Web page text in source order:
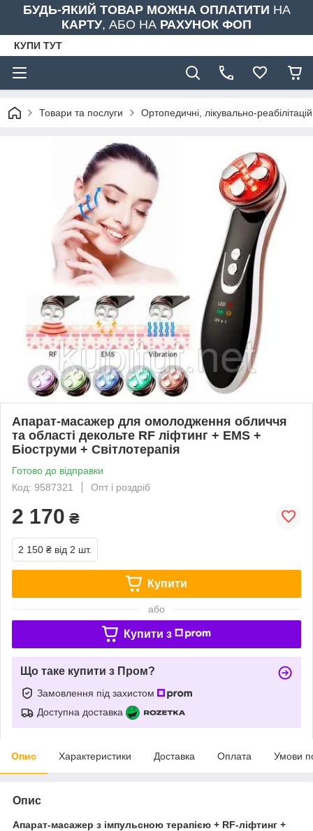
БУДЬ-ЯКИЙ ТОВАР МОЖНА ОПЛАТИТИ НА
КАРТУ, АБО НА РАХУНОК ФОП
КУПИ ТУТ
Товари та послуги Ортопедичні, лікувально-
Апарат-масажер для омолодження обличчя
та області декольте RF ліфтинг + EMS +
Біоструми + Світлотерапія
Готово до відправки
Код: 9587321
Опт і роздріб
2 170 ₴
2 150 ₴ від 2 шт.
Купити
або
Купити з
Що таке купити з Пром?
Замовлення під захистом
Доступна доставка
Опис Характеристики Доставка Оплата Умови
Опис
Апарат-масажер з імпульсною терапією + RF-ліфтинг +